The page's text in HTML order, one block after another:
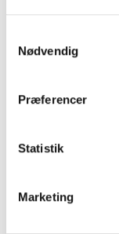
Nødvendig
Præferencer
Statistik
Marketing
fremhæves her
dansk fodbolds
Bag
tema handler
og livet efter